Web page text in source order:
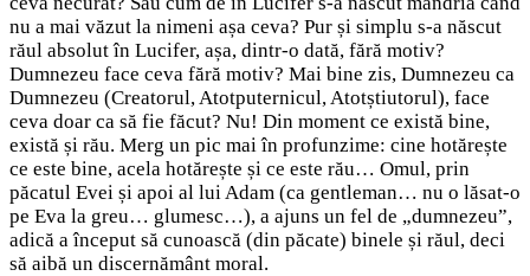
nu a mai văzut la nimeni așa ceva? Pur și simplu s-a născut
răul absolut în Lucifer, așa, dintr-o dată, fără motiv?
Dumnezeu face ceva fără motiv? Mai bine zis, Dumnezeu ca
Dumnezeu (Creatorul, Atotputernicul, Atotștiutorul), face
ceva doar ca să fie făcut? Nu! Din moment ce există bine,
există și rău. Merg un pic mai în profunzime: cine hotărește
ce este bine, acela hotărește și ce este rău… Omul, prin
păcatul Evei și apoi al lui Adam (ca gentleman… nu o lăsat-o
pe Eva la greu… glumesc…), a ajuns un fel de „dumnezeu”,
adică a început să cunoască (din păcate) binele și răul, deci
să aibă un discernământ moral.